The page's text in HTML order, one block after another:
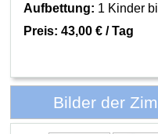
Aufbettung: 1 Kinder
Preis: 43,00 € / Tag
Bilder der